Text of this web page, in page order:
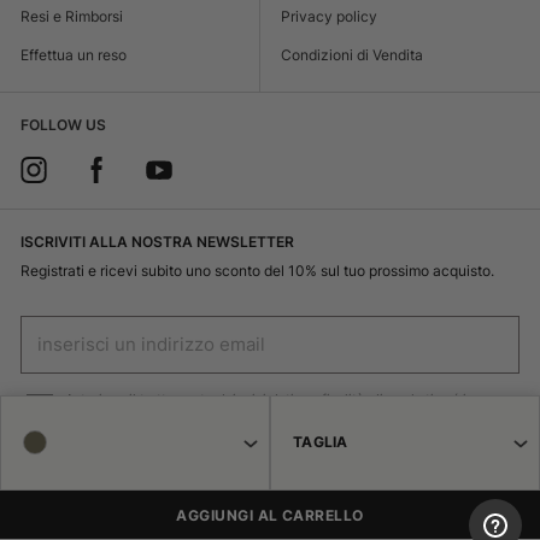
TAGLIA
AGGIUNGI AL CARRELLO
Resi e Rimborsi
Effettua un reso
Privacy policy
Condizioni di Vendita
FOLLOW US
ISCRIVITI ALLA NOSTRA NEWSLETTER
Registrati e ricevi subito uno sconto del 10% sul tuo prossimo acquisto.
Autorizzo il trattamento dei miei dati per finalità di marketing (ricevere
© 2026 Haeres Equita srl Corso Garibaldi 122 15048 Valenza (AL) P.IVA